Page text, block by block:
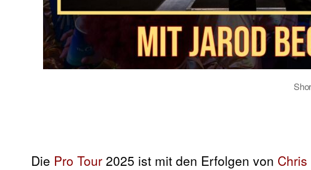
Die Pro Tour 2025 ist mit den Erfolgen von